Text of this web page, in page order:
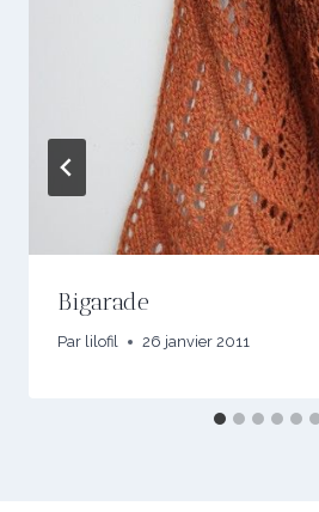
Bigarade
Par lilofil 26 janvier 2011